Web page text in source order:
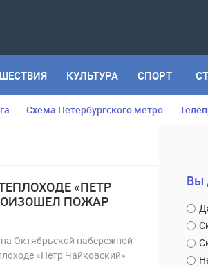
КУЛЬТУРА СПОРТ
Схема Петербургского метро
«ПЕТР
ПОЖАР
на Октябрьской набережной
«Петр Чайковский»
Вы